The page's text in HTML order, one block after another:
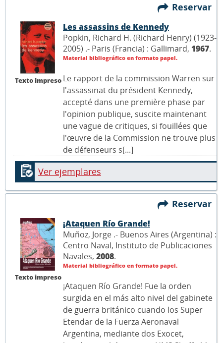
Reservar
Texto impreso
Les assassins de Kennedy
Popkin, Richard H. (Richard Henry) (1923-
2005) .- Paris (Francia) : Gallimard, 1967.
Material bibliográfico en formato papel.
Le rapport de la commission Warren sur
l'assassinat du président Kennedy,
accepté dans une première phase par
l'opinion publique, suscite maintenant
une vague de critiques, si fouillées que
l'œuvre de la Commission ne trouve plus
de défenseurs s[...]
Ver ejemplares
Reservar
Texto impreso
¡Ataquen Río Grande!
Muñoz, Jorge .- Buenos Aires (Argentina) :
Centro Naval, Instituto de Publicaciones
Navales, 2008.
Material bibliográfico en formato papel.
¡Ataquen Río Grande! Fue la orden
surgida en el más alto nivel del gabinete
de guerra británico cuando los Super
Etendar de la Fuerza Aeronaval
Argentina, mediante dos Exocet,